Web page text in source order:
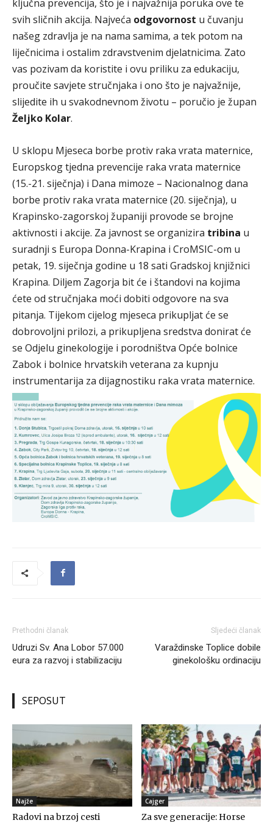
ključna prevencija, što je i najvažnija poruka ove te
svih sličnih akcija. Najveća odgovornost u čuvanju
našeg zdravlja je na nama samima, a tek potom na
liječnicima i ostalim zdravstvenim djelatnicima. Zato
vas pozivam da koristite i ovu priliku za edukaciju,
proučite savjete stručnjaka i ono što je najvažnije,
slijedite ih u svakodnevnom životu – poručio je župan
Željko Kolar.
U sklopu Mjeseca borbe protiv raka vrata maternice,
Europskog tjedna prevencije raka vrata maternice
(15.-21. siječnja) i Dana mimoze – Nacionalnog dana
borbe protiv raka vrata maternice (20. siječnja), u
Krapinsko-zagorskoj županiji provode se brojne
aktivnosti i akcije. Za javnost se organizira tribina u
suradnji s Europa Donna-Krapina i CroMSIC-om u
petak, 19. siječnja godine u 18 sati Gradskoj knjižnici
Krapina. Diljem Zagorja bit će i štandovi na kojima
ćete od stručnjaka moći dobiti odgovore na sva
pitanja. Tijekom cijelog mjeseca prikupljat će se
dobrovoljni prilozi, a prikupljena sredstva donirat će
se Odjelu ginekologije i porodništva Opće bolnice
Zabok i bolnice hrvatskih veterana za kupnju
instrumentarija za dijagnostiku raka vrata maternice.
Prethodni članak
Udruzi Sv. Ana Lobor 57.000
eura za razvoj i stabilizaciju
Sljedeći članak
Varaždinske Toplice dobile
ginekološku ordinaciju
SEPOSUT
Najže
Radovi na brzoj cesti
Cajger
Za sve generacije: Horse